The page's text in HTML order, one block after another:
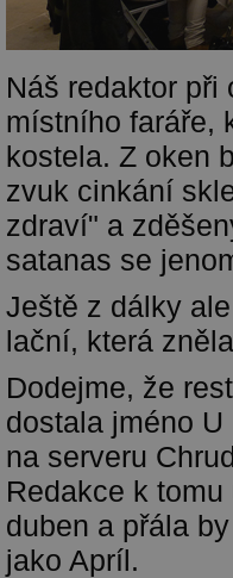
Náš redaktor při
místního faráře,
kostela. Z oken
zvuk cinkání
zdraví" a
satanas se
Ještě z dálky
lační, která
Dodejme, že
dostala jméno
na serveru
Redakce k
duben a přála
jako Apríl.